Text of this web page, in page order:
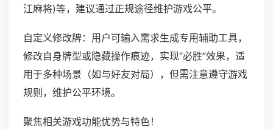
江麻将)等，建议通过正规途径维护游戏公平。
自定义修改牌：用户可输入需求生成专用辅助工具，
修改自身牌型或隐藏操作痕迹，实现“必胜”效果，适
用于多种场景（如与好友对局），但需注意遵守游戏
规则，维护公平环境。
聚焦相关游戏功能优势与特色！